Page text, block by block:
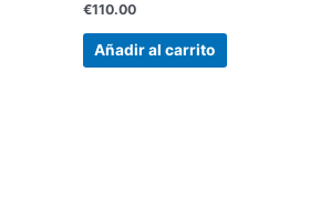
€110.00
Añadir al carrito